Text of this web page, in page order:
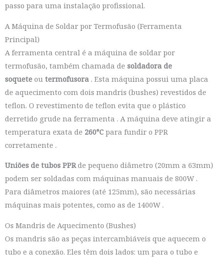
passo para uma instalação profissional.
A Máquina de Soldar por Termofusão (Ferramenta
Principal)
A ferramenta central é a máquina de soldar por
termofusão, também chamada de soldadora de
soquete ou termofusora . Esta máquina possui uma placa
de aquecimento com dois mandris (bushes) revestidos de
teflon. O revestimento de teflon evita que o plástico
derretido grude na ferramenta . A máquina deve atingir a
temperatura exata de 260°C para fundir o PPR
corretamente .
Uniões de tubos PPRde pequeno diâmetro (20mm a 63mm)
podem ser soldadas com máquinas manuais de 800W .
Para diâmetros maiores (até 125mm), são necessárias
máquinas mais potentes, como as de 1400W .
Os Mandris de Aquecimento (Bushes)
Os mandris são as peças intercambiáveis que aquecem o
tubo e a conexão. Eles têm dois lados: um para o tubo e